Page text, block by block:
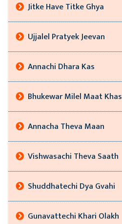
Jitke Have Titke Ghya
Ujjalel Pratyek Jeevan
Annachi Dhara Kas
Bhukewar Milel Maat Khas
Annacha Theva Maan
Vishwasachi Theva Saath
Shuddhatechi Dya Gvahi
Gunavattechi Khari Olakh